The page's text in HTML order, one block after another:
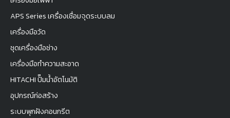
APS Series เครื่องเชื่อมจุดระบบลม
เครื่องมือวัด
ชุดเครื่องมือช่าง
เครื่องมือทำความสะอาด
HITACHI ปั๊มน้ำอัตโนมัติ
อุปกรณ์ก่อสร้าง
ระบบพุกฝังคอนกรีต